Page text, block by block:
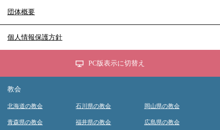
団体概要
個人情報保護方針
PC版表示に切替え
教会
北海道の教会
青森県の教会
石川県の教会
福井県の教会
岡山県の教会
広島県の教会